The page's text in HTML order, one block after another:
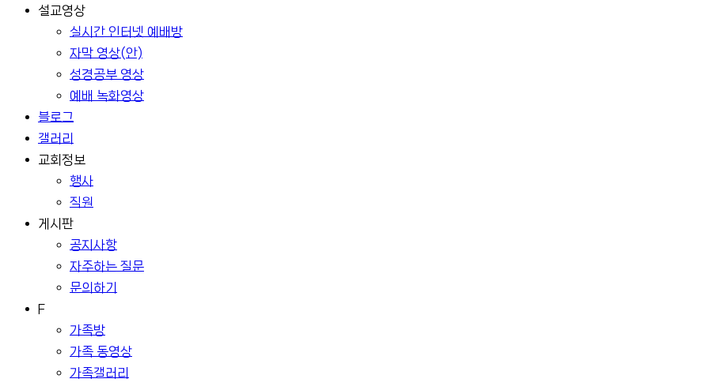
설교영상
실시간 인터넷 예배방
자막 영상(안)
성경공부 영상
예배 녹화영상
블로그
갤러리
교회정보
행사
직원
게시판
공지사항
자주하는 질문
문의하기
F
가족방
가족 동영상
가족갤러리